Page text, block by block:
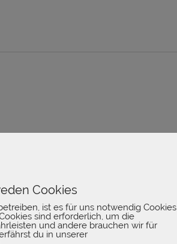
Cookies
ist es für uns notwendig Cookies
sind erforderlich, um die
und andere brauchen wir für
du in unserer